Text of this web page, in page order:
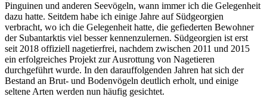
Pinguinen und anderen Seevögeln, wann immer ich die Gelegenheit
dazu hatte. Seitdem habe ich einige Jahre auf Südgeorgien
verbracht, wo ich die Gelegenheit hatte, die gefiederten Bewohner
der Subantarktis viel besser kennenzulernen. Südgeorgien ist erst
seit 2018 offiziell nagetierfrei, nachdem zwischen 2011 und 2015
ein erfolgreiches Projekt zur Ausrottung von Nagetieren
durchgeführt wurde. In den darauffolgenden Jahren hat sich der
Bestand an Brut- und Bodenvögeln deutlich erholt, und einige
seltene Arten werden nun häufig gesichtet.